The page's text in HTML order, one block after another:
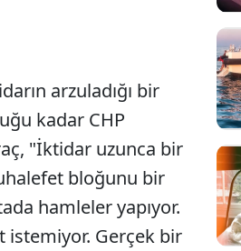
arzuladığı bir
kadar CHP
"İktidar uzunca bir
bloğunu bir
hamleler yapıyor.
istemiyor. Gerçek bir